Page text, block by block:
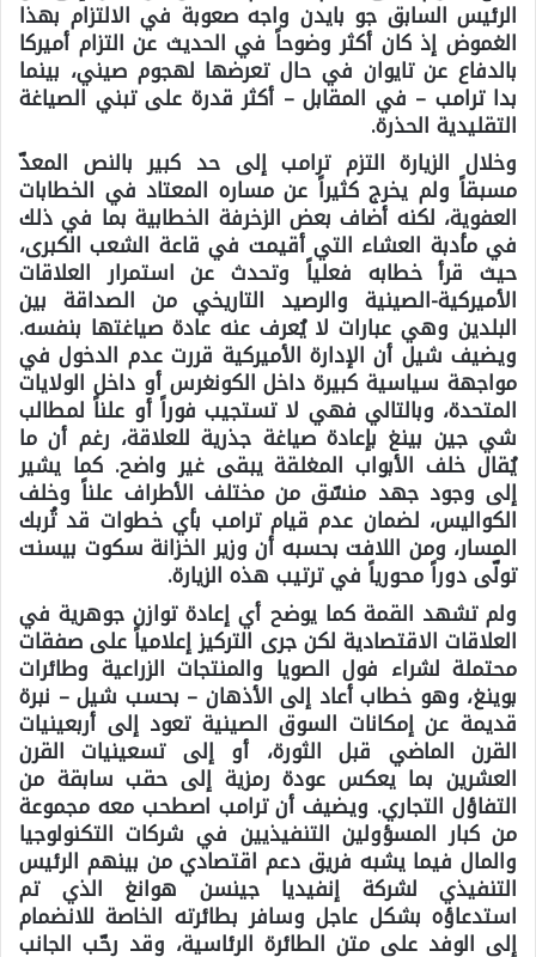
الرئيس السابق جو بايدن واجه صعوبة في الالتزام بهذا
الغموض إذ كان أكثر وضوحاً في الحديث عن التزام أميركا
بالدفاع عن تايوان في حال تعرضها لهجوم صيني، بينما
بدا ترامب – في المقابل – أكثر قدرة على تبني الصياغة
التقليدية الحذرة.
وخلال الزيارة التزم ترامب إلى حد كبير بالنص المعدّ
مسبقاً ولم يخرج كثيراً عن مساره المعتاد في الخطابات
العفوية، لكنه أضاف بعض الزخرفة الخطابية بما في ذلك
في مأدبة العشاء التي أقيمت في قاعة الشعب الكبرى،
حيث قرأ خطابه فعلياً وتحدث عن استمرار العلاقات
الأميركية-الصينية والرصيد التاريخي من الصداقة بين
البلدين وهي عبارات لا يُعرف عنه عادة صياغتها بنفسه.
ويضيف شيل أن الإدارة الأميركية قررت عدم الدخول في
مواجهة سياسية كبيرة داخل الكونغرس أو داخل الولايات
المتحدة، وبالتالي فهي لا تستجيب فوراً أو علناً لمطالب
شي جين بينغ بإعادة صياغة جذرية للعلاقة، رغم أن ما
يُقال خلف الأبواب المغلقة يبقى غير واضح. كما يشير
إلى وجود جهد منسّق من مختلف الأطراف علناً وخلف
الكواليس، لضمان عدم قيام ترامب بأي خطوات قد تُربك
المسار، ومن اللافت بحسبه أن وزير الخزانة سكوت بيسنت
تولّى دوراً محورياً في ترتيب هذه الزيارة.
ولم تشهد القمة كما يوضح أي إعادة توازن جوهرية في
العلاقات الاقتصادية لكن جرى التركيز إعلامياً على صفقات
محتملة لشراء فول الصويا والمنتجات الزراعية وطائرات
بوينغ، وهو خطاب أعاد إلى الأذهان – بحسب شيل – نبرة
قديمة عن إمكانات السوق الصينية تعود إلى أربعينيات
القرن الماضي قبل الثورة، أو إلى تسعينيات القرن
العشرين بما يعكس عودة رمزية إلى حقب سابقة من
التفاؤل التجاري. ويضيف أن ترامب اصطحب معه مجموعة
من كبار المسؤولين التنفيذيين في شركات التكنولوجيا
والمال فيما يشبه فريق دعم اقتصادي من بينهم الرئيس
التنفيذي لشركة إنفيديا جينسن هوانغ الذي تم
استدعاؤه بشكل عاجل وسافر بطائرته الخاصة للانضمام
إلى الوفد على متن الطائرة الرئاسية، وقد رحّب الجانب